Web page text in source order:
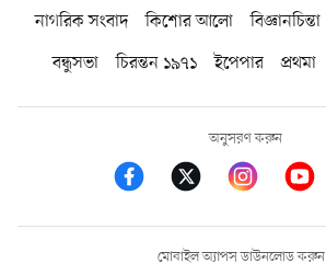
নাগরিক সংবাদ কিশোর আলো বিজ্ঞানচিন্তা
বন্ধুসভা
চিরন্তন ১৯৭১ ইপেপার প্রথমা
অনুসরণ করুন
মোবাইল অ্যাপস ডাউনলোড করুন